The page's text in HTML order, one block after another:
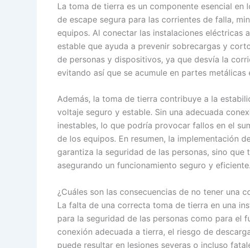
La toma de tierra es un componente esencial
de escape segura para las corrientes de falla,
equipos. Al conectar las instalaciones eléctricas
estable que ayuda a prevenir sobrecargas y
de personas y dispositivos, ya que desvía la
evitando así que se acumule en partes metálicas
Además, la toma de tierra contribuye a la
voltaje seguro y estable. Sin una adecuada
inestables, lo que podría provocar fallos en el
de los equipos. En resumen, la implementación
garantiza la seguridad de las personas, sino
asegurando un funcionamiento seguro y eficiente.
¿Cuáles son las consecuencias de no tener una
La falta de una correcta toma de tierra en una
para la seguridad de las personas como para el
conexión adecuada a tierra, el riesgo de
puede resultar en lesiones severas o incluso